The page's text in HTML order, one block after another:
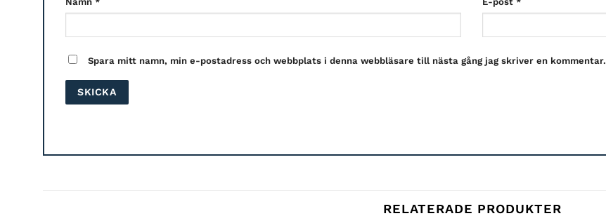
Spara mitt namn, min e-postadress och webbplats i denna webbläsare till nästa gång jag skriver en kommentar.
RELATERADE PRODUKTER